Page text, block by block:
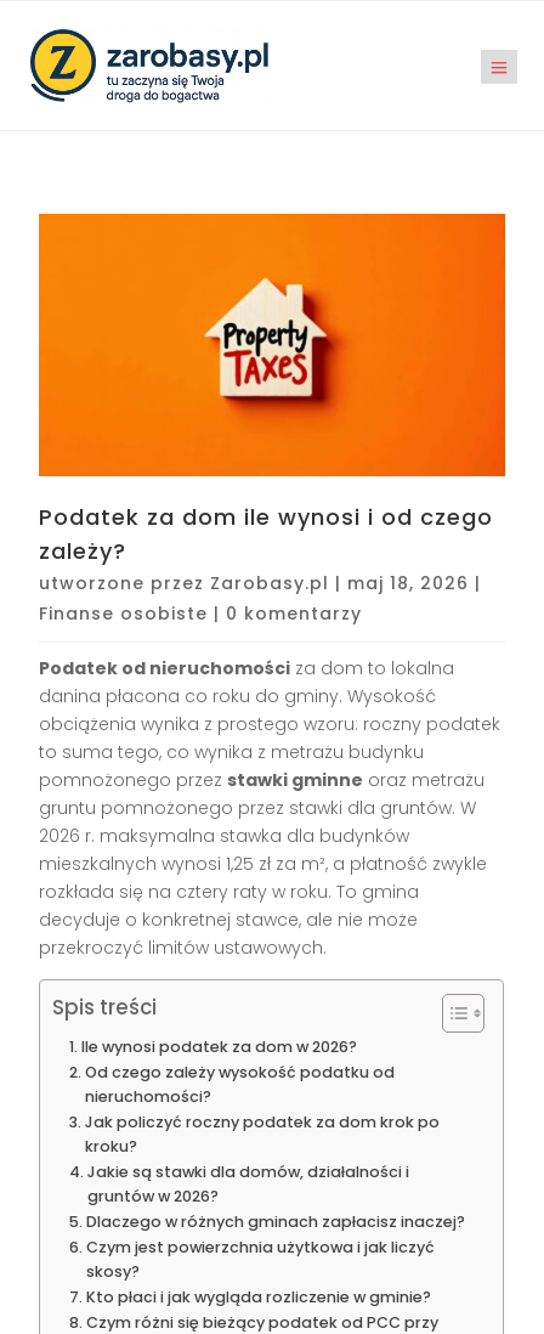
Podatek za dom ile wynosi i od czego
zależy?
utworzone przez Zarobasy.pl | maj 18, 2026 |
Finanse osobiste | 0 komentarzy
Podatek od nieruchomości za dom to lokalna
danina płacona co roku do gminy. Wysokość
obciążenia wynika z prostego wzoru: roczny podatek
to suma tego, co wynika z metrażu budynku
pomnożonego przez stawki gminne oraz metrażu
gruntu pomnożonego przez stawki dla gruntów. W
2026 r. maksymalna stawka dla budynków
mieszkalnych wynosi 1,25 zł za m², a płatność zwykle
rozkłada się na cztery raty w roku. To gmina
decyduje o konkretnej stawce, ale nie może
przekroczyć limitów ustawowych.
Spis treści
Ile wynosi podatek za dom w 2026?
Od czego zależy wysokość podatku od
nieruchomości?
Jak policzyć roczny podatek za dom krok po
kroku?
Jakie są stawki dla domów, działalności i
gruntów w 2026?
Dlaczego w różnych gminach zapłacisz inaczej?
Czym jest powierzchnia użytkowa i jak liczyć
skosy?
Kto płaci i jak wygląda rozliczenie w gminie?
Czym różni się bieżący podatek od PCC przy